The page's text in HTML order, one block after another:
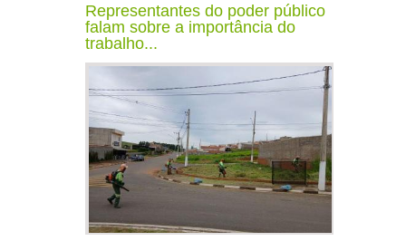
Representantes do poder público
falam sobre a importância do
trabalho...